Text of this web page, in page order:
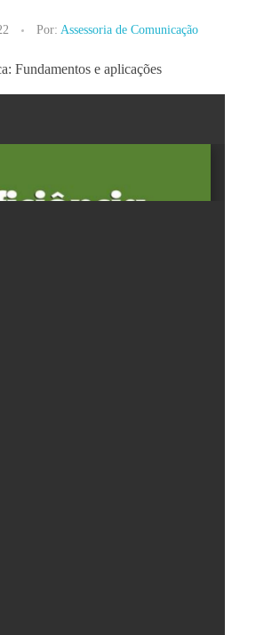
Por: Assessoria de Comunicação
Fundamentos e aplicações